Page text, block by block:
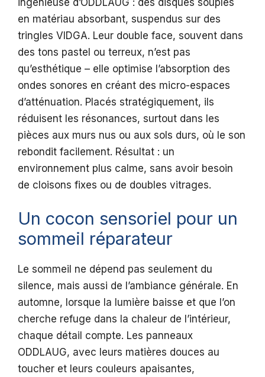
ingénieuse d’ODDLAUG : des disques souples
en matériau absorbant, suspendus sur des
tringles VIDGA. Leur double face, souvent dans
des tons pastel ou terreux, n’est pas
qu’esthétique – elle optimise l’absorption des
ondes sonores en créant des micro-espaces
d’atténuation. Placés stratégiquement, ils
réduisent les résonances, surtout dans les
pièces aux murs nus ou aux sols durs, où le son
rebondit facilement. Résultat : un
environnement plus calme, sans avoir besoin
de cloisons fixes ou de doubles vitrages.
Un cocon sensoriel pour un
sommeil réparateur
Le sommeil ne dépend pas seulement du
silence, mais aussi de l’ambiance générale. En
automne, lorsque la lumière baisse et que l’on
cherche refuge dans la chaleur de l’intérieur,
chaque détail compte. Les panneaux
ODDLAUG, avec leurs matières douces au
toucher et leurs couleurs apaisantes,